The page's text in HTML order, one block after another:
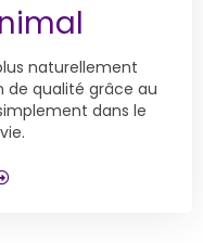
naturellement
de qualité grâce au
dans le